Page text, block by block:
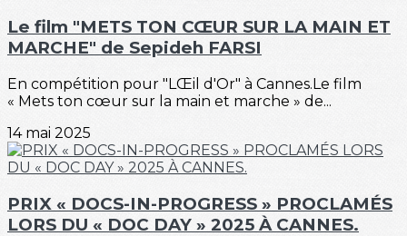
Le film "METS TON CŒUR SUR LA MAIN ET
MARCHE" de Sepideh FARSI
En compétition pour "LŒil d'Or" à Cannes.Le film
« Mets ton cœur sur la main et marche » de...
14 mai 2025
PRIX « DOCS-IN-PROGRESS » PROCLAMÉS
LORS DU « DOC DAY » 2025 À CANNES.